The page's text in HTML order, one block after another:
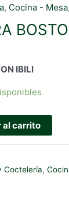
, Cocina - Mesa,
IBILI
al carrito
Coctelería,